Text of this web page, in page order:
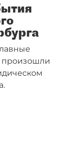
произошли